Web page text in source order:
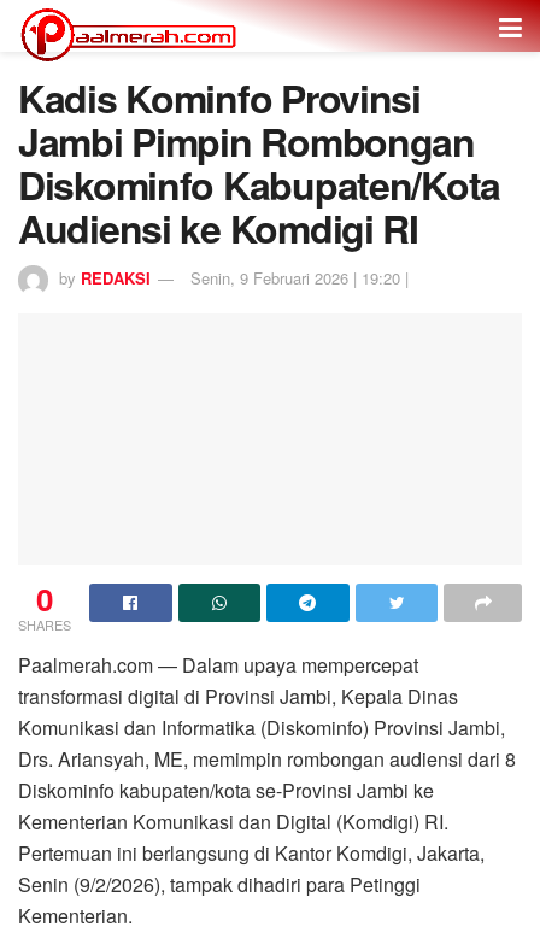
Kadis Kominfo Provinsi
Jambi Pimpin Rombongan
Diskominfo Kabupaten/Kota
Audiensi ke Komdigi RI
by REDAKSI Senin, 9 Februari 2026 | 19:20 |
0
SHARES
Paalmerah.com — Dalam upaya mempercepat
transformasi digital di Provinsi Jambi, Kepala Dinas
Komunikasi dan Informatika (Diskominfo) Provinsi Jambi,
Drs. Ariansyah, ME, memimpin rombongan audiensi dari 8
Diskominfo kabupaten/kota se-Provinsi Jambi ke
Kementerian Komunikasi dan Digital (Komdigi) RI.
Pertemuan ini berlangsung di Kantor Komdigi, Jakarta,
Senin (9/2/2026), tampak dihadiri para Petinggi
Kementerian.